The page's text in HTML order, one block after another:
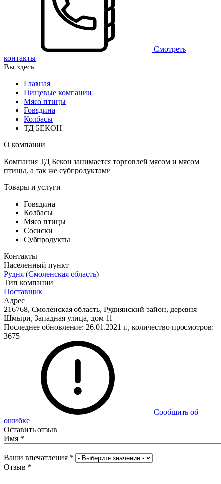
Смотреть
контакты
Вы здесь
Главная
Пищевые компании
Мясо птицы
Говядина
Колбасы
ТД БЕКОН
О компании
Компания ТД Бекон занимается торговлей мясом и мясом
птицы, а так же субпродуктами
Товары и услуги
Говядина
Колбасы
Мясо птицы
Сосиски
Субпродукты
Контакты
Населенный пункт
Рудня (Смоленская область)
Тип компании
Поставщик
Адрес
216768, Смоленская область, Руднянский район, деревня
Шмыри, Западная улица, дом 11
Последнее обновление: 26.01.2021 г., количество просмотров:
3675
Сообщить об
ошибке
Оставить отзыв
Имя *
Ваши впечатления *
Отзыв *